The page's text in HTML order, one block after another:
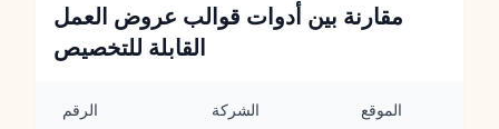
مقارنة بين أدوات قوالب عروض العمل
القابلة للتخصيص
الرقم الشركة الموقع